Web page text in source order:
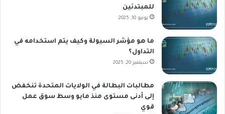
للمبتدئين
يونيو 10, 2025
ما هو مؤشر السيولة وكيف يتم استخدامه في
التداول؟
سبتمبر 20, 2025
مطالبات البطالة في الولايات المتحدة تنخفض
إلى أدنى مستوى منذ مايو وسط سوق عمل
قوي